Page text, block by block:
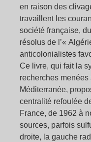
en raison des
travaillent les
société française,
résolus de l’«
anticolonialistes
Ce livre, qui fait la
recherches
Méditerranée,
centralité refoulée
France, de 1962 à
sources, parfois
droite, la gauche